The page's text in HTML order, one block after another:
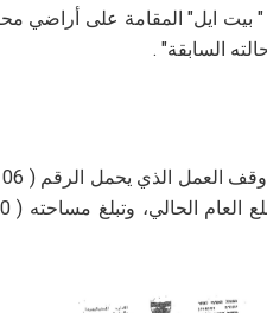
بيت ايل" المقامة على أراضي
السابقة" .
الحالي، وتبلغ مساحته ( 110م